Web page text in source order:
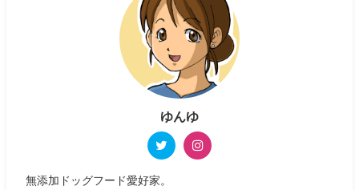
ゆんゆ
無添加ドッグフード愛好家。